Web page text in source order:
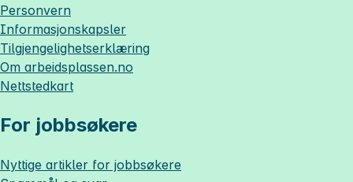
Personvern
Informasjonskapsler
Tilgjengelighetserklæring
Om arbeidsplassen.no
Nettstedkart
For jobbsøkere
Nyttige artikler for jobbsøkere